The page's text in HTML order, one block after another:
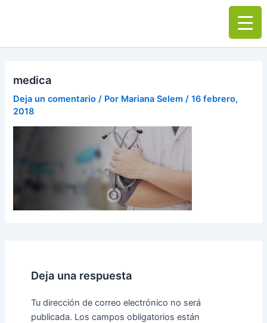
Main
medica
Deja un comentario / Por Mariana Selem/16 febrero,
2018
Deja una respuesta
Tu dirección de correo electrónico no será
publicada. Los campos obligatorios están